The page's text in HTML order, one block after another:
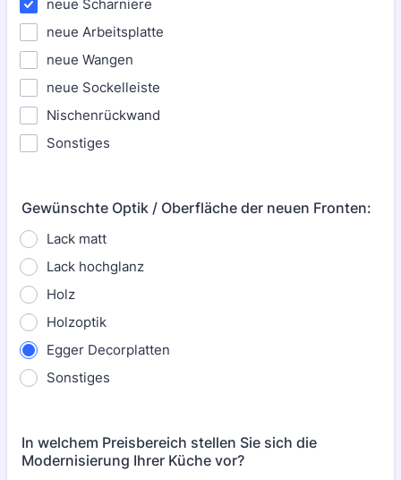
neue Scharniere
neue Arbeitsplatte
neue Wangen
neue Sockelleiste
Nischenrückwand
Sonstiges
Gewünschte Optik / Oberfläche der neuen Fronten:
Lack matt
Lack hochglanz
Holz
Holzoptik
Egger Decorplatten
Sonstiges
In welchem Preisbereich stellen Sie sich die
Modernisierung Ihrer Küche vor?